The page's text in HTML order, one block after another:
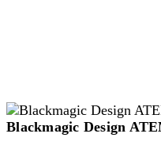
Blackmagic Design